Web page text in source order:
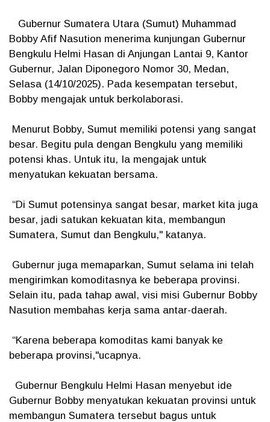
Gubernur Sumatera Utara (Sumut) Muhammad
Bobby Afif Nasution menerima kunjungan Gubernur
Bengkulu Helmi Hasan di Anjungan Lantai 9, Kantor
Gubernur, Jalan Diponegoro Nomor 30, Medan,
Selasa (14/10/2025). Pada kesempatan tersebut,
Bobby mengajak untuk berkolaborasi.
Menurut Bobby, Sumut memiliki potensi yang sangat
besar. Begitu pula dengan Bengkulu yang memiliki
potensi khas. Untuk itu, Ia mengajak untuk
menyatukan kekuatan bersama.
“Di Sumut potensinya sangat besar, market kita juga
besar, jadi satukan kekuatan kita, membangun
Sumatera, Sumut dan Bengkulu," katanya.
Gubernur juga memaparkan, Sumut selama ini telah
mengirimkan komoditasnya ke beberapa provinsi.
Selain itu, pada tahap awal, visi misi Gubernur Bobby
Nasution membahas kerja sama antar-daerah.
“Karena beberapa komoditas kami banyak ke
beberapa provinsi,"ucapnya.
Gubernur Bengkulu Helmi Hasan menyebut ide
Gubernur Bobby menyatukan kekuatan provinsi untuk
membangun Sumatera tersebut bagus untuk